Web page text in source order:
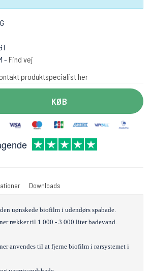
- Find vej
produktspecialist her
KØB
Downloads
uønskede biofilm i udendørs spabade.
rækker til 1.000 - 3.000 liter badevand.
anvendes til at fjerne biofilm i rørsystemet i